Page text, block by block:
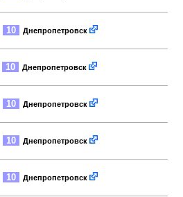
10 Днепропетровск
10 Днепропетровск
10 Днепропетровск
10 Днепропетровск
10 Днепропетровск